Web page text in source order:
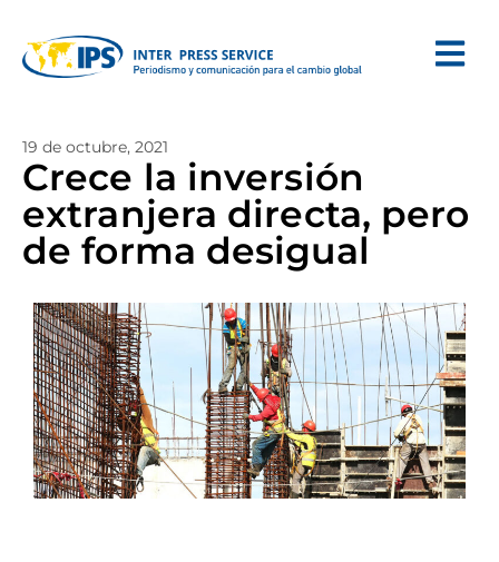
19 de octubre, 2021
Crece la inversión
extranjera directa, pero
de forma desigual